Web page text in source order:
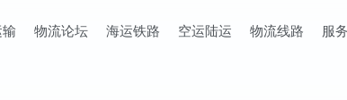
物流论坛 海运铁路 空运陆运 物流线路 服